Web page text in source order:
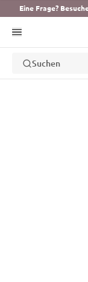
Eine Frage?
Suchen